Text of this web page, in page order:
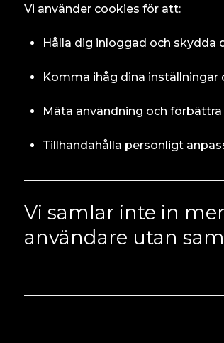
Vi använder cookies för att:
Hålla dig inloggad och skydda
Komma ihåg dina inställningar
Mäta användning och
Tillhandahålla personligt
Vi samlar inte in
användare utan